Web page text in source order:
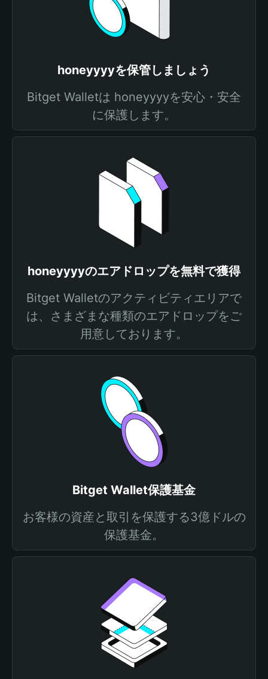
honeyyyyを保管しましょう
Bitget Walletは honeyyyyを安心・安全
に保護します。
honeyyyyのエアドロップを無料で獲得
Bitget Walletのアクティビティエリアで
は、さまざまな種類のエアドロップをご
用意しております。
Bitget Wallet保護基金
お客様の資産と取引を保護する3億ドルの
保護基金。